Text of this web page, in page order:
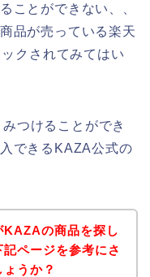
ことができない、、
品が売っている楽天
クされてみてはい
つけることができ
できるKAZA公式の
KAZAの商品を探し
ページを参考にさ
うか？